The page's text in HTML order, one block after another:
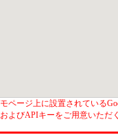
ページ上に設置されている
よびAPIキーをご用意いただ